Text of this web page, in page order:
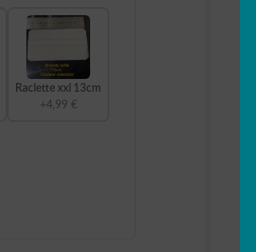
Raclette xxl 13cm
+4,99 €